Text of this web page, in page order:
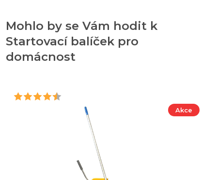
Mohlo by se Vám hodit k
Startovací balíček pro
domácnost
Akce